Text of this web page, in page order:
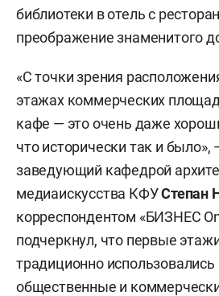
библиотеки в отель с
преображение знаменитого
«С точки зрения
этажах коммерческих
кафе — это очень даже
что исторически так и было»,
заведующий кафедрой
медиаискусства КФУСтепан
корреспондентом «БИЗНЕС
подчеркнул, что первые
традиционно использовались
общественные и